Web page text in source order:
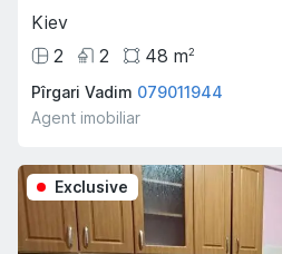
Kiev
2
2 48 m2
Pîrgari Vadim 079011944
Agent imobiliar
Exclusive